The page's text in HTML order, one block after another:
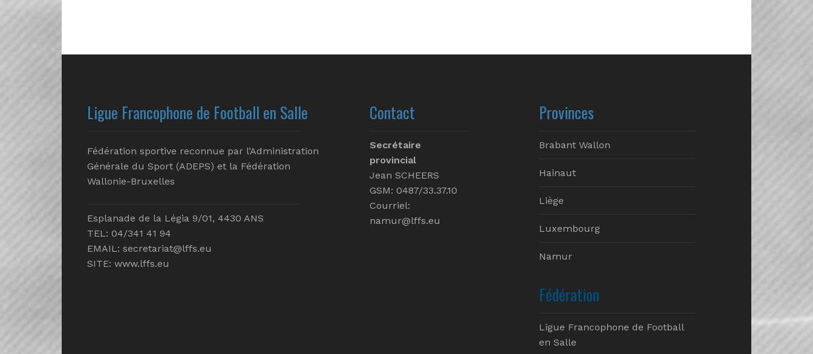
Ligue Francophone de Football en Salle
Fédération sportive reconnue par l’Administration
Générale du Sport (ADEPS) et la Fédération
Wallonie-Bruxelles
Esplanade de la Légia 9/01, 4430 ANS
TEL: 04/341 41 94
EMAIL: secretariat@lffs.eu
SITE: www.lffs.eu
Contact
Secrétaire
provincial
Jean SCHEERS
GSM: 0487/33.37.10
Courriel:
namur@lffs.eu
Provinces
Brabant Wallon
Hainaut
Liège
Luxembourg
Namur
Fédération
Ligue Francophone de Football
en Salle